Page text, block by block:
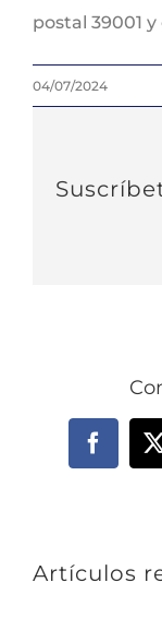
postal 39001
04/07/2024
Artículos